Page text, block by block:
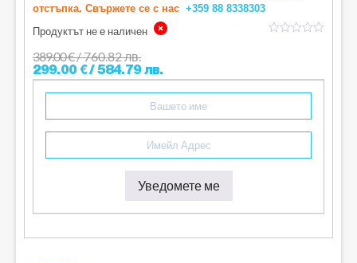
отстъпка. Свържете се с нас +359 88 8338303
Продуктът не е наличен
389.00€/ 760.82 лв.
299.00 €/ 584.79 лв.
Уведомете ме